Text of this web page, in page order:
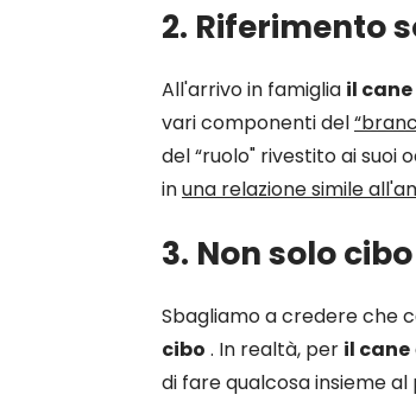
2. Riferimento
All'arrivo in famiglia il cane
vari componenti del
del “ruolo" rivestito ai suoi
inuna relazione simile
3. Non solo cibo
Sbagliamo a credere che
cibo . In realtà, per il cane
di fare qualcosa insieme